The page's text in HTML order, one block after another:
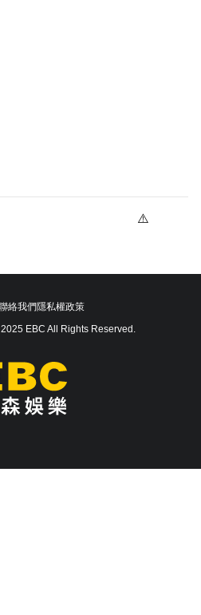
絡我們隱私權政策
EBC All Rights Reserved.